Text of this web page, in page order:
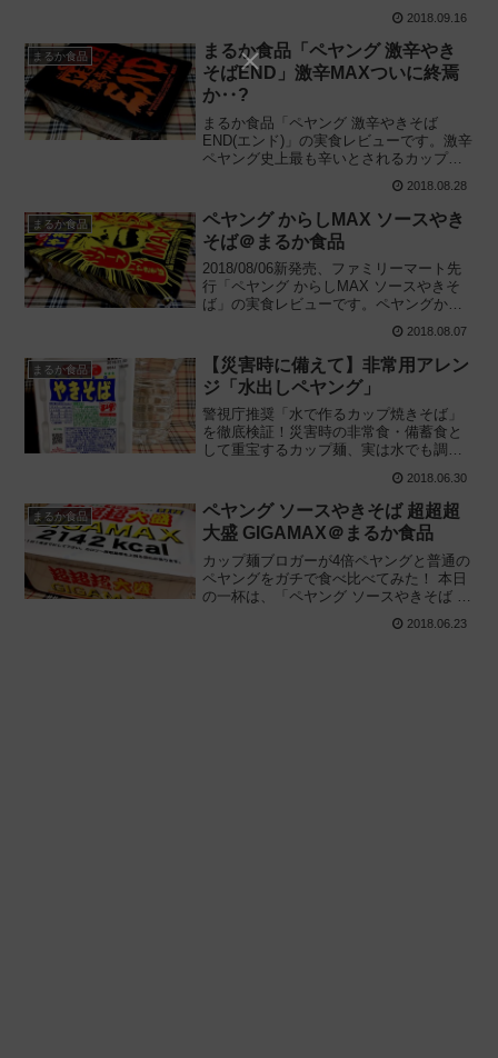
イ麺を使用したコスパの高いカップ麺を
食べた感想です。2018/08/27新発売
2018.09.16
まるか食品
まるか食品「ペヤング 激辛やき
そばEND」激辛MAXついに終焉
か‥?
まるか食品「ペヤング 激辛やきそば
END(エンド)」の実食レビューです。激辛
ペヤング史上最も辛いとされるカップ麺
シンを緩和する対処法と攻略術も紹介し
ます。2018/08/27・09/17新発売
2018.08.28
まるか食品
ペヤング からしMAX ソースやき
そば＠まるか食品
2018/08/06新発売、ファミリーマート先
行「ペヤング からしMAX ソースやきそ
ば」の実食レビューです。ペヤングから
しMAXはおいしい？まずい？それ以前の
壁が立ちはだかっているのですが、食べ
見た感想を精一杯お伝えます。
2018.08.07
まるか食品
【災害時に備えて】非常用アレン
ジ「水出しペヤング」
警視庁推奨「水で作るカップ焼きそば」
を徹底検証！災害時の非常食・備蓄食と
して重宝するカップ麺、実は水でも調理
肢を広げていただけるように災害時を想
定し、実際に食べてみた感想と調理手順
の詳細を解説します。
2018.06.30
まるか食品
ペヤング ソースやきそば 超超超
大盛 GIGAMAX＠まるか食品
カップ麺ブロガーが4倍ペヤングと普通の
ペヤングをガチで食べ比べてみた！ 本日
の一杯は、「ペヤング ソースやきそば 超
の実食レビューです。2018年6月18日新
2018.06.23